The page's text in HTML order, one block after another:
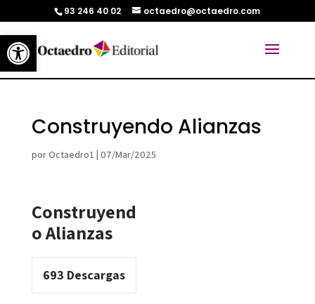
Abrir barra de herramientas
93 246 40 02 octaedro@octaedro.com
Construyendo Alianzas
porOctaedro1 | 07/Mar/2025
Construyend
o Alianzas
693 Descargas